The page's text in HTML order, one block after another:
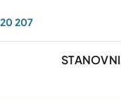
207